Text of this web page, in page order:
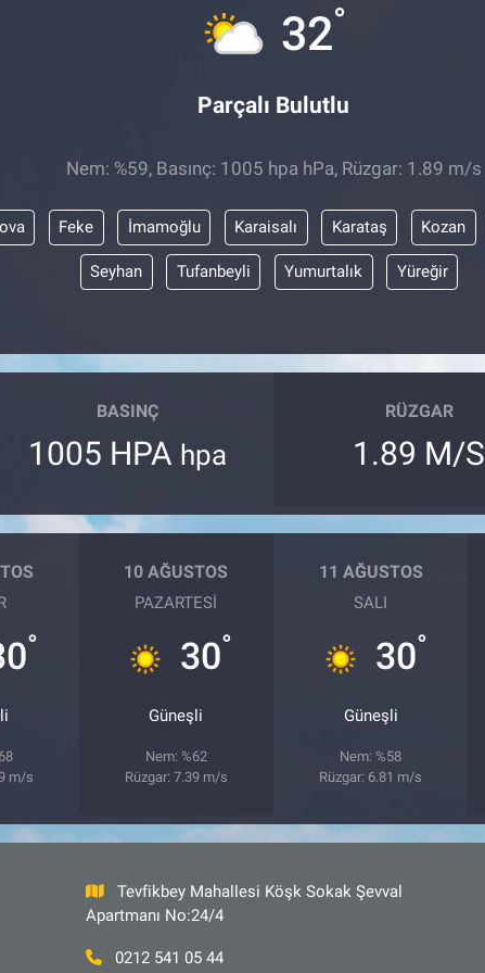
32°
Parçalı Bulutlu
Nem: %59, Basınç: 1005 hpa hPa, Rüzgar: 1.89 m/s
Feke İmamoğlu Karaisalı Karataş Kozan
Seyhan Tufanbeyli Yumurtalık Yüreğir
BASINÇ
1005 HPA hpa
RÜZGAR
1.89 M/S
°
m/s
10 AĞUSTOS
PAZARTESI
30°
Güneşli
Nem: %62
Rüzgar: 7.39 m/s
11 AĞUSTOS
SALI
30°
Güneşli
Nem: %58
Rüzgar: 6.81 m/s
Tevfikbey Mahallesi Köşk Sokak Şevval
Apartmanı No:24/4
0212 541 05 44